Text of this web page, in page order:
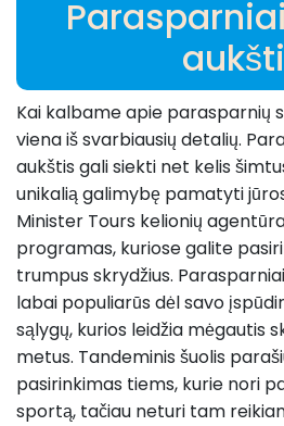
Kai kalbame apie parasparnių
viena iš svarbiausių detalių.
aukštis gali siekti net kelis
unikalią galimybę pamatyti
Minister Tours kelionių
programas, kuriose galite
trumpus skrydžius.
labai populiarūs dėl savo
sąlygų, kurios leidžia mėgautis
metus. Tandeminis šuolis
pasirinkimas tiems, kurie nori
sportą, tačiau neturi tam